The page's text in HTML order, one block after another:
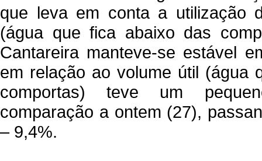
que leva em conta a utilização
(água que fica abaixo das
Cantareira manteve-se estável
em relação ao volume útil (água
comportas) teve um
comparação a ontem (27),
– 9,4%.